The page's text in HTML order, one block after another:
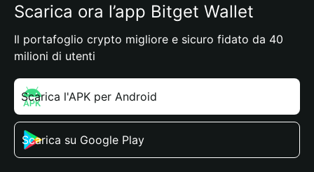
Scarica ora l’app Bitget Wallet
Il portafoglio crypto migliore e sicuro fidato da 40
milioni di utenti
Scarica l'APK per Android
Scarica su Google Play